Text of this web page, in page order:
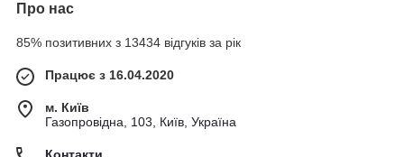
Про нас
85% позитивних з 13434 відгуків за рік
Працює з 16.04.2020
м. Київ
Газопровідна, 103, Київ, Україна